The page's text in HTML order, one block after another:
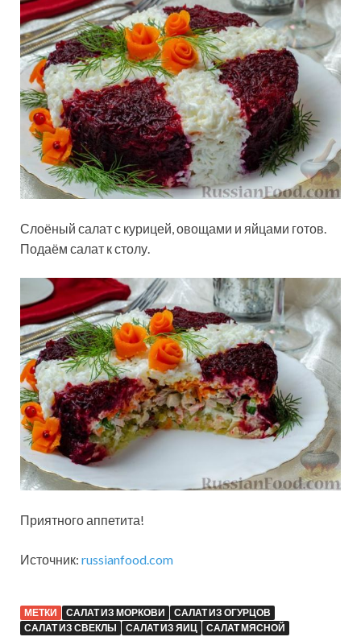
Слоёный салат с курицей, овощами и яйцами готов.
Подаём салат к столу.
Приятного аппетита!
Источник: russianfood.com
МЕТКИ САЛАТ ИЗ МОРКОВИ
САЛАТ ИЗ ОГУРЦОВ
САЛАТ ИЗ СВЕКЛЫ
САЛАТ ИЗ ЯИЦ САЛАТ МЯСНОЙ